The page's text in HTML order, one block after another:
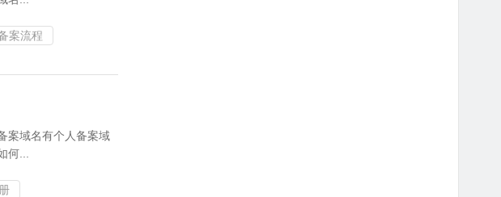
案流程
案域名有个人备案域
...